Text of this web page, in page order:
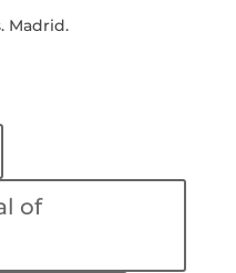
Madrid.
of